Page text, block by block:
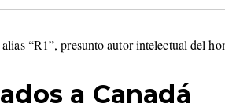
“R1”, presunto autor intelectual del
a Canadá